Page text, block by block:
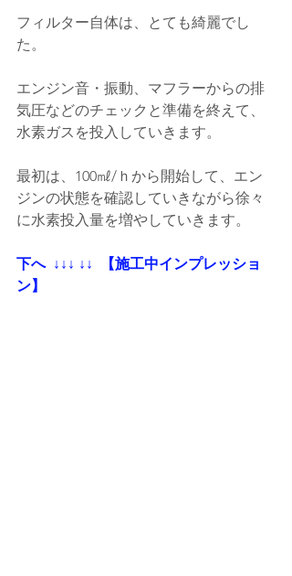
フィルター自体は、とても綺麗でし
た。
エンジン音・振動、マフラーからの排
気圧などのチェックと準備を終えて、
水素ガスを投入していきます。
最初は、100㎖/ｈから開始して、エン
ジンの状態を確認していきながら徐々
に水素投入量を増やしていきます。
下へ  ↓↓↓ ↓↓  【施工中インプレッショ
ン】